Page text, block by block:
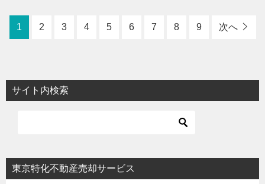
1 2 3 4 5 6 7 8 9 次へ
サイト内検索
東京特化不動産売却サービス